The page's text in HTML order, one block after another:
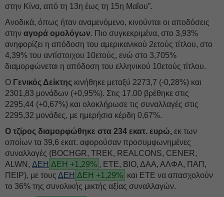
στην Κίνα, από τη 13η έως τη 15η Μαΐου”.
Ανοδικά, όπως ήταν αναμενόμενο, κινούνται οι αποδόσεις
στην αγορά ομολόγων. Πιο συγκεκριμένα, στο 3,93%
ανηφορίζει η απόδοση του αμερικανικού 2ετούς τίτλου, στο
4,39% του αντίστοιχου 10ετούς, ενώ στο 3,705%
διαμορφώνεται η απόδοση του ελληνικού 10ετούς τίτλου.
Ο Γενικός Δείκτης κινήθηκε μεταξύ 2273,7 (-0,28%) και
2301,83 μονάδων (+0,95%). Στις 17.00 βρέθηκε στις
2295,44 (+0,67%) και ολοκλήρωσε τις συναλλαγές στις
2295,32 μονάδες, με ημερήσια κέρδη 0,67%.
Ο τζίρος διαμορφώθηκε στα 234 εκατ. ευρώ, εκ των
οποίων τα 39,6 εκατ. αφορούσαν προσυμφωνημένες
συναλλαγές (BOCHGR, TREK, REALCONS, CENER,
ALWN, ΔΕΗ ΔΕΗ +1,29% , ΕΤΕ, ΒΙΟ, ΔΑΑ, ΑΛΦΑ, ΠΑΠ,
ΠΕΙΡ), με τους ΔΕΗ ΔΕΗ +1,29% και ΕΤΕ να απασχολούν
το 36% της συνολικής μικτής αξίας συναλλαγών.